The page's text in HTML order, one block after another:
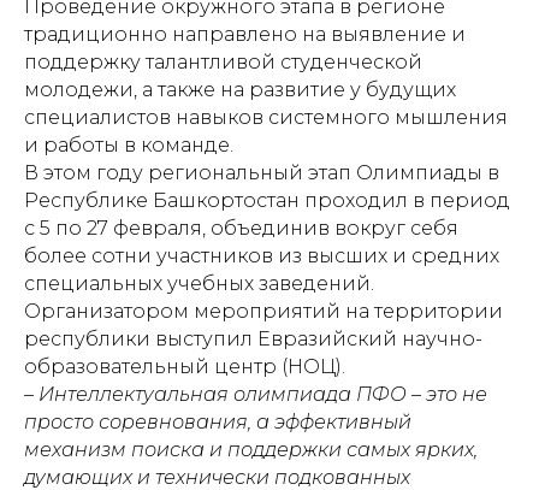
Проведение окружного этапа в регионе
традиционно направлено на выявление и
поддержку талантливой студенческой
молодежи, а также на развитие у будущих
специалистов навыков системного мышления
и работы в команде.
В этом году региональный этап Олимпиады в
Республике Башкортостан проходил в период
с 5 по 27 февраля, объединив вокруг себя
более сотни участников из высших и средних
специальных учебных заведений.
Организатором мероприятий на территории
республики выступил Евразийский научно-
образовательный центр (НОЦ).
– Интеллектуальная олимпиада ПФО – это не
просто соревнования, а эффективный
механизм поиска и поддержки самых ярких,
думающих и технически подкованных